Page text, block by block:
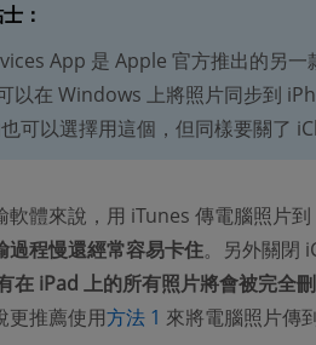
：
App 是 Apple 官方推出的另一
以在 Windows 上將照片同步到
可以選擇用這個，但同樣要關了
軟體來說，用 iTunes 傳電腦照片
過程慢還經常容易卡住。另外關閉
在 iPad 上的所有照片將會被完全
更推薦使用方法 1 來將電腦照片傳